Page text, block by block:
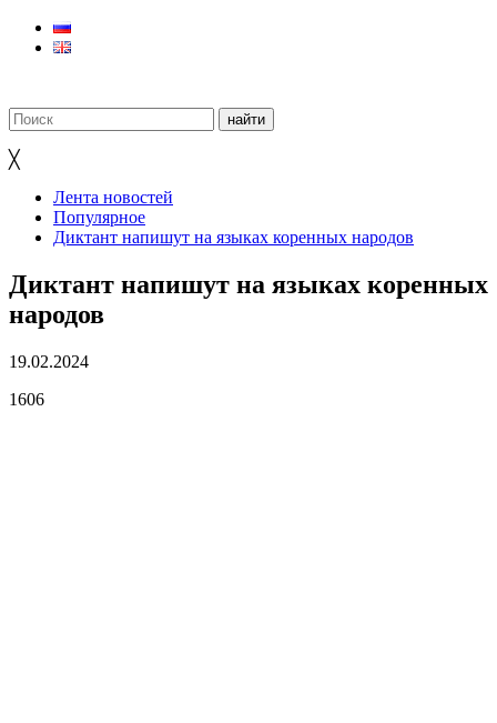
╳
Лента новостей
Популярное
Диктант напишут на языках коренных народов
Диктант напишут на языках коренных
народов
19.02.2024
1606